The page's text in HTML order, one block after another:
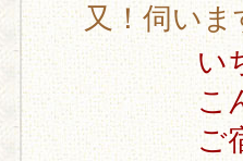
又！伺いま
い
こ
ご